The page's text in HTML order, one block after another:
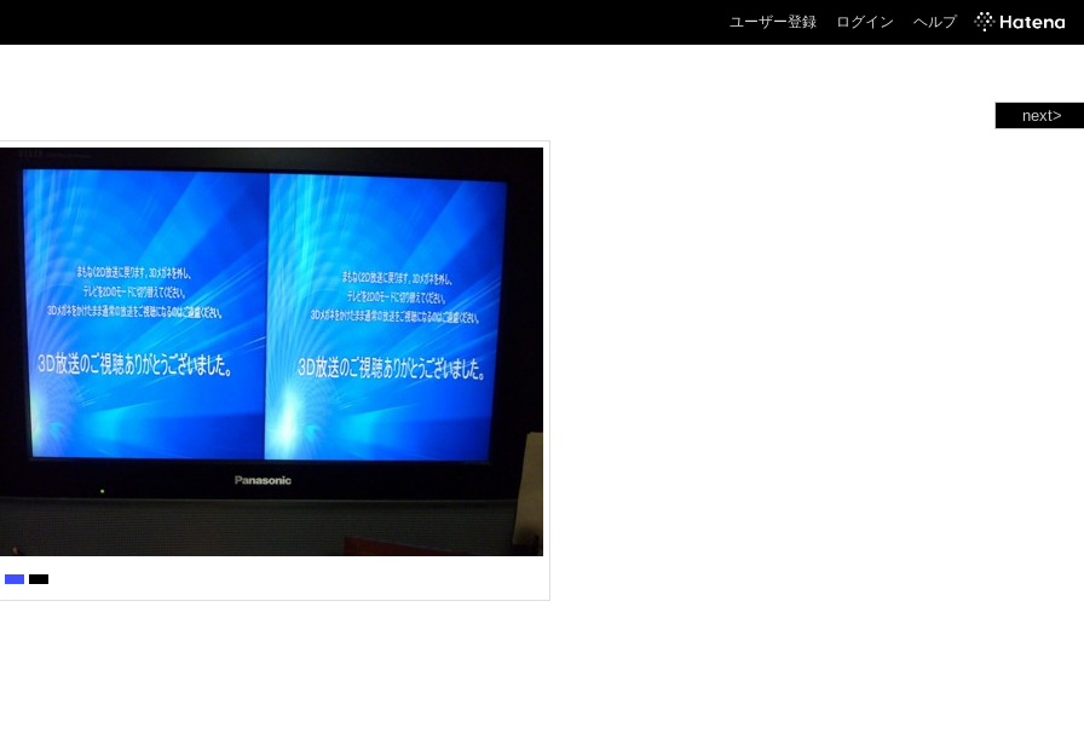
ユーザー登録 ログイン ヘルプ
next>